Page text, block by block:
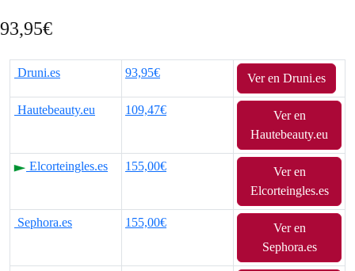
93,95€
Druni.es 93,95€ Ver en Druni.es
Hautebeauty.eu 109,47€
Ver en
Hautebeauty.eu
Elcorteingles.es 155,00€
Ver en
Elcorteingles.es
Sephora.es 155,00€
Ver en
Sephora.es